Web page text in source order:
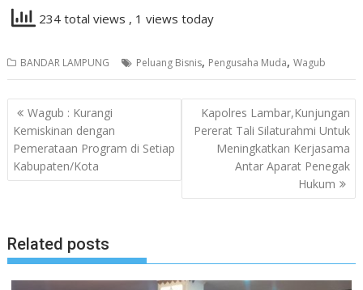
234 total views , 1 views today
BANDAR LAMPUNG Peluang Bisnis, Pengusaha Muda,Wagub
Navigasi
pos
Wagub : Kurangi
Kemiskinan dengan
Pemerataan Program di Setiap
Kabupaten/Kota
Kapolres Lambar,Kunjungan
Pererat Tali Silaturahmi Untuk
Meningkatkan Kerjasama
Antar Aparat Penegak
Hukum
Related posts